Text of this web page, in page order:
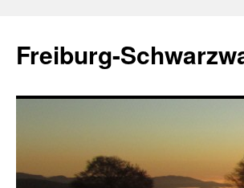
springen
Freiburg-